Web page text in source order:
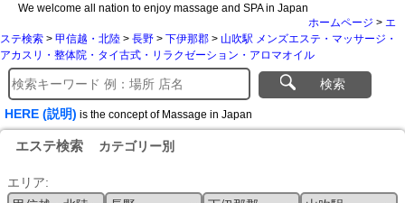
We welcome all nation to enjoy massage and SPA in Japan
ホームページ > エ
ステ検索 > 甲信越・北陸 > 長野 > 下伊那郡 > 山吹駅 メンズエステ・マッサージ・
アカスリ・整体院・タイ古式・リラクゼーション・アロマオイル
検索
HERE (説明) is the concept of Massage in Japan
エステ検索 カテゴリー別
エリア: